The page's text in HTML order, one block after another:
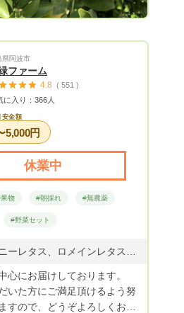
県阿波市
ファーム
4.8 ( 551 )
に入り：366人
安金額
5,000円
休業中
物 #朝採れ #無農薬
#野菜セット
心にお届けしております。
いた方にご満足頂けるよう努
すので、どうぞよろしくお願